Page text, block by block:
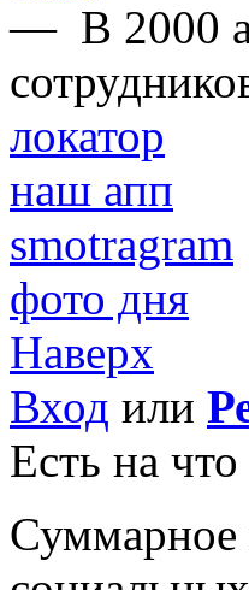
— В 2000
локатор
наш апп
smotragram
фото дня
Наверх
Вход или
Есть на
Суммарное